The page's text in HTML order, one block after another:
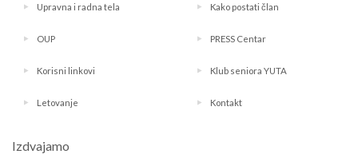
Upravna i radna tela Kako postati član
OUP PRESS Centar
Korisni linkovi Klub seniora YUTA
Letovanje Kontakt
Izdvajamo